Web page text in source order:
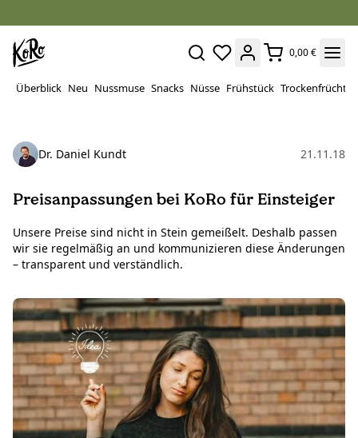
0,00 €
Überblick Neu Nussmuse Snacks Nüsse Frühstück Trockenfrüchte
Dr. Daniel Kundt 21.11.18
Preisanpassungen bei KoRo für Einsteiger
Unsere Preise sind nicht in Stein gemeißelt. Deshalb passen
wir sie regelmäßig an und kommunizieren diese Änderungen
– transparent und verständlich.